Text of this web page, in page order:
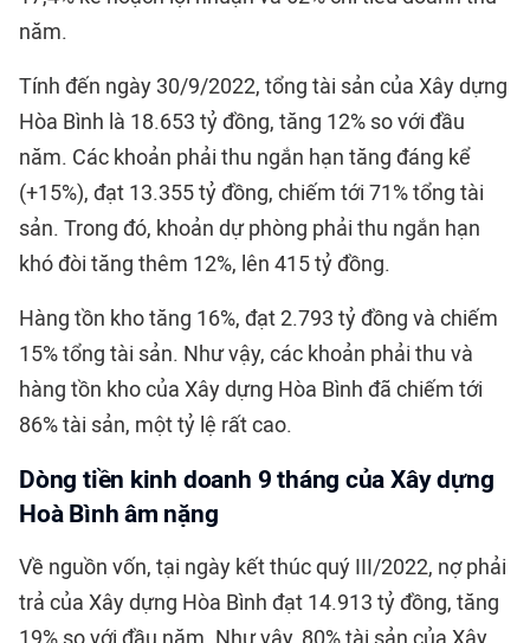
năm.
Tính đến ngày 30/9/2022, tổng tài sản của Xây dựng
Hòa Bình là 18.653 tỷ đồng, tăng 12% so với đầu
năm. Các khoản phải thu ngắn hạn tăng đáng kể
(+15%), đạt 13.355 tỷ đồng, chiếm tới 71% tổng tài
sản. Trong đó, khoản dự phòng phải thu ngắn hạn
khó đòi tăng thêm 12%, lên 415 tỷ đồng.
Hàng tồn kho tăng 16%, đạt 2.793 tỷ đồng và chiếm
15% tổng tài sản. Như vậy, các khoản phải thu và
hàng tồn kho của Xây dựng Hòa Bình đã chiếm tới
86% tài sản, một tỷ lệ rất cao.
Dòng tiền kinh doanh 9 tháng của Xây dựng
Hoà Bình âm nặng
Về nguồn vốn, tại ngày kết thúc quý III/2022, nợ phải
trả của Xây dựng Hòa Bình đạt 14.913 tỷ đồng, tăng